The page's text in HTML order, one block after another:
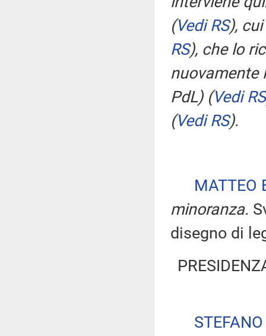
(Vedi RS),
RS), che lo
PdL) (Vedi RS
(Vedi RS).
MATTEO
minoranza.
disegno di